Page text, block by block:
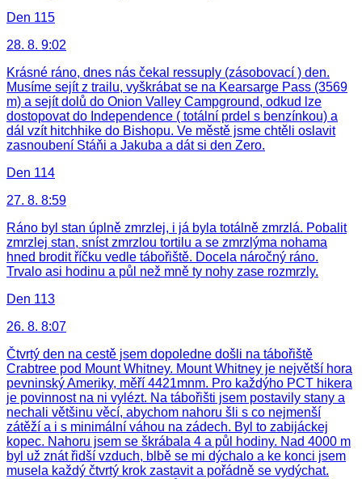
Den 115
28. 8. 9:02
Krásné ráno, dnes nás čekal ressuply (zásobovací ) den.
Musíme sejít z trailu, vyškrábat se na Kearsarge Pass (3569
m) a sejít dolů do Onion Valley Campground, odkud lze
dostopovat do Independence ( totální prdel s benzínkou) a
dál vzít hitchhike do Bishopu. Ve městě jsme chtěli oslavit
zasnoubení Stáňi a Jakuba a dát si den Zero.
Den 114
27. 8. 8:59
Ráno byl stan úplně zmrzlej, i já byla totálně zmrzlá. Pobalit
zmrzlej stan, sníst zmrzlou tortilu a se zmrzlýma nohama
hned brodit říčku vedle tábořiště. Docela náročný ráno.
Trvalo asi hodinu a půl než mně ty nohy zase rozmrzly.
Den 113
26. 8. 8:07
Čtvrtý den na cestě jsem dopoledne došli na tábořiště
Crabtree pod Mount Whitney. Mount Whitney je největší hora
pevninský Ameriky, měří 4421mnm. Pro každýho PCT hikera
je povinnost na ni vylézt. Na tábořišti jsem postavily stany a
nechali většinu věcí, abychom nahoru šli s co nejmenší
zátěží a i s minimální váhou na zádech. Byl to zabijáckej
kopec. Nahoru jsem se škrábala 4 a půl hodiny. Nad 4000 m
byl už znát řidší vzduch, blbě se mi dýchalo a ke konci jsem
musela každý čtvrtý krok zastavit a pořádně se vydýchat.